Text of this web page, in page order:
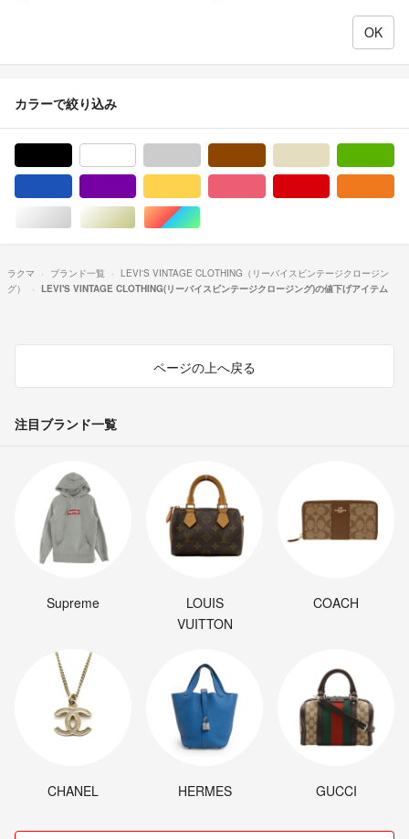
カラーで絞り込み
シルバー/銀色系ゴールド/金色系マルチカラー
ラクマ ブランド一覧
LEVI'S VINTAGE CLOTHING（リーバイスビンテージクロージン
グ）
LEVI'S VINTAGE CLOTHING(リーバイスビンテージクロージング)の値下げアイテム
ページの上へ戻る
注目ブランド一覧
Supreme
LOUIS
VUITTON
COACH
CHANEL HERMES GUCCI